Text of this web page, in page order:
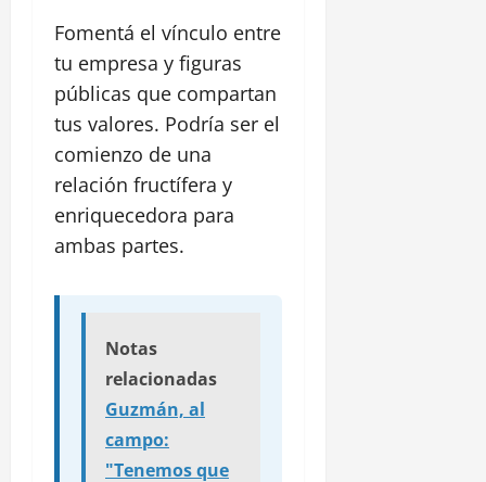
Fomentá el vínculo entre
tu empresa y figuras
públicas que compartan
tus valores. Podría ser el
comienzo de una
relación fructífera y
enriquecedora para
ambas partes.
Notas
relacionadas
Guzmán, al
campo:
"Tenemos que